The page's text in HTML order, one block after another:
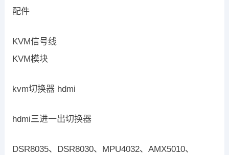
配件
KVM信号线
KVM模块
kvm切换器 hdmi
hdmi三进一出切换器
DSR8035、DSR8030、MPU4032、AMX5010、